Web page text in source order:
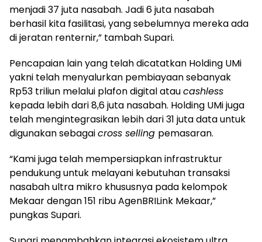
menjadi 37 juta nasabah. Jadi 6 juta nasabah
berhasil kita fasilitasi, yang sebelumnya mereka ada
di jeratan renternir,” tambah Supari.
Pencapaian lain yang telah dicatatkan Holding UMi
yakni telah menyalurkan pembiayaan sebanyak
Rp53 triliun melalui plafon digital ataucashless
kepada lebih dari 8,6 juta nasabah. Holding UMi juga
telah mengintegrasikan lebih dari 31 juta data untuk
digunakan sebagaicross selling pemasaran.
“Kami juga telah mempersiapkan infrastruktur
pendukung untuk melayani kebutuhan transaksi
nasabah ultra mikro khususnya pada kelompok
Mekaar dengan 151 ribu AgenBRILink Mekaar,”
pungkas Supari.